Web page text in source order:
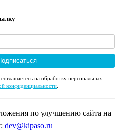
на обработку персональных
конфиденциальности
по улучшению сайта на
dev@kipaso.ru